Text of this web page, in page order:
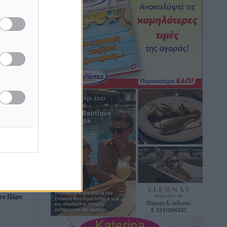
Πάρο
μονόδρομο στο Μαστιχάρι –
Αναποδογύρισε όχημα με μητέρα και
5χρονο παιδί
Τοπικές Ειδήσεις• πριν 2 ώρες
“Η Ευρώπη αντιμετώπιζε το
προσφυγικό σαν ταινία τρόμου” – Η
συγκλονιστική μαρτυρία της Χαρούλας
Γιασιράνη στον RV για τα γεγονότα που
οδήγησαν στο Σύμφωνο της Λέρου
Τοπικές Ειδήσεις πριν 2 ώρες
Συναυλία με τον Γιάννη Κότσιρα στις
21 Αυγούστου
Πολιτιστικά• πριν 2 ώρες
Έκτακτη συνεδρίαση της Δημοτικής
Επιτροπής Ρόδου αύριο Παρασκευή 7